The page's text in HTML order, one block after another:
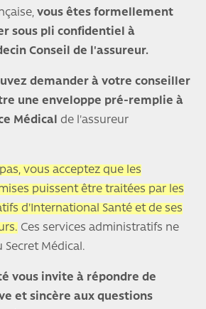
vous êtes formellement
sous pli confidentiel à
Conseil de l'assureur.
demander à votre conseiller
une enveloppe pré-remplie à
Médical
de l'assureur
vous acceptez que les
puissent être traitées par les
d'International Santé et de ses
Ces services administratifs ne
Médical.
vous invite à répondre de
et sincère aux questions